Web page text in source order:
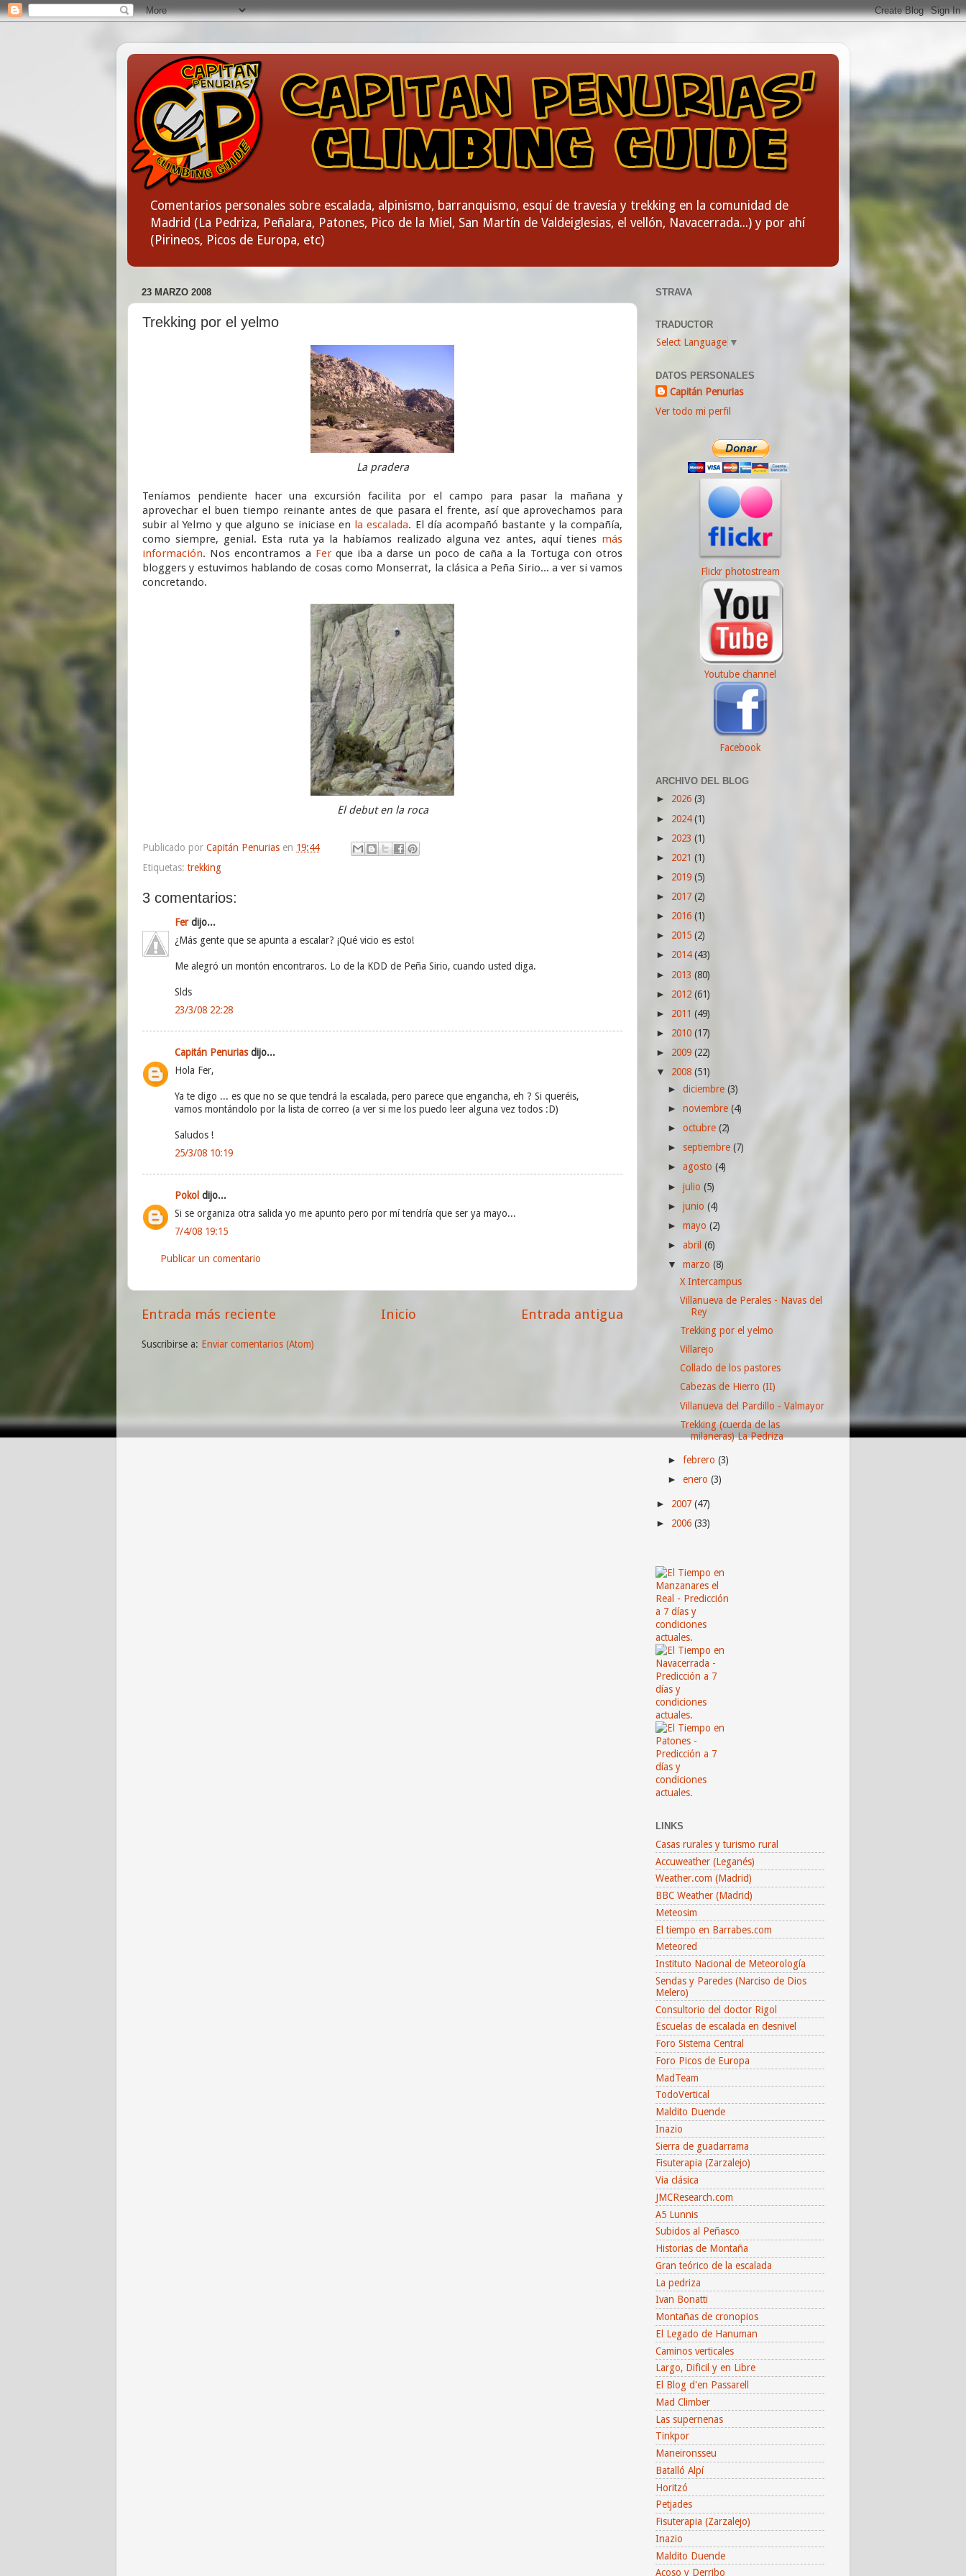
Comentarios personales sobre escalada, alpinismo, barranquismo, esquí de travesía y trekking en la comunidad de
Madrid (La Pedriza, Peñalara, Patones, Pico de la Miel, San Martín de Valdeiglesias, el vellón, Navacerrada...) y por ahí
(Pirineos, Picos de Europa, etc)
23 MARZO 2008
Trekking por el yelmo
La pradera
Teníamos pendiente hacer una excursión facilita por el campo para pasar la mañana y
aprovechar el buen tiempo reinante antes de que pasara el frente, así que aprovechamos para
subir al Yelmo y que alguno se iniciase en la escalada. El día acompañó bastante y la compañía,
como siempre, genial. Esta ruta ya la habíamos realizado alguna vez antes, aquí tienes más
información. Nos encontramos a Ferque iba a darse un poco de caña a la Tortuga con otros
bloggers y estuvimos hablando de cosas como Monserrat, la clásica a Peña Sirio... a ver si vamos
concretando.
El debut en la roca
Publicado por Capitán Penurias en 19:44
Etiquetas:trekking
3 comentarios:
Ferdijo...
¿Más gente que se apunta a escalar? ¡Qué vicio es esto!
Me alegró un montón encontraros. Lo de la KDD de Peña Sirio, cuando usted diga.
Slds
23/3/08 22:28
Capitán Penuriasdijo...
Hola Fer,
Ya te digo ... es que no se que tendrá la escalada, pero parece que engancha, eh ? Si queréis,
vamos montándolo por la lista de correo (a ver si me los puedo leer alguna vez todos :D)
Saludos !
25/3/08 10:19
Pokol dijo...
Si se organiza otra salida yo me apunto pero por mí tendría que ser ya mayo...
7/4/08 19:15
Publicar un comentario
Entrada más reciente Entrada antigua
Inicio
Suscribirse a: Enviar comentarios (Atom)
STRAVA
TRADUCTOR
Select Language ▼
DATOS PERSONALES
Capitán Penurias
Ver todo mi perfil
Flickr photostream
Youtube channel
Facebook
ARCHIVO DEL BLOG
► 2026 (3)
► 2024(1)
► 2023 (1)
► 2021 (1)
► 2019 (5)
► 2017 (2)
► 2016 (1)
► 2015 (2)
► 2014(43)
► 2013 (80)
► 2012 (61)
► 2011 (49)
► 2010 (17)
► 2009 (22)
▼ 2008 (51)
►diciembre(3)
►noviembre(4)
►octubre(2)
► septiembre(7)
►agosto(4)
►julio(5)
►junio(4)
►mayo(2)
►abril(6)
▼marzo(8)
X Intercampus
Villanueva de Perales - Navas del
Rey
Trekking por el yelmo
Villarejo
Collado de los pastores
Cabezas de Hierro (II)
Villanueva del Pardillo - Valmayor
Trekking (cuerda de las
milaneras) La Pedriza
►febrero(3)
►enero(3)
► 2007 (47)
► 2006 (33)
LINKS
Casas rurales y turismo rural
Accuweather (Leganés)
Weather.com (Madrid)
BBC Weather (Madrid)
Meteosim
El tiempo en Barrabes.com
Meteored
Instituto Nacional de Meteorología
Sendas y Paredes (Narciso de Dios
Melero)
Consultorio del doctor Rigol
Escuelas de escalada en desnivel
Foro Sistema Central
Foro Picos de Europa
MadTeam
TodoVertical
Maldito Duende
Inazio
Sierra de guadarrama
Fisuterapia (Zarzalejo)
Via clásica
JMCResearch.com
A5 Lunnis
Subidos al Peñasco
Historias de Montaña
Gran teórico de la escalada
La pedriza
Ivan Bonatti
Montañas de cronopios
El Legado de Hanuman
Caminos verticales
Largo, Dificil y en Libre
El Blog d'en Passarell
Mad Climber
Las supernenas
Tinkpor
Maneironsseu
Batalló Alpí
Horitzó
Petjades
Fisuterapia (Zarzalejo)
Inazio
Maldito Duende
Acoso y Derribo